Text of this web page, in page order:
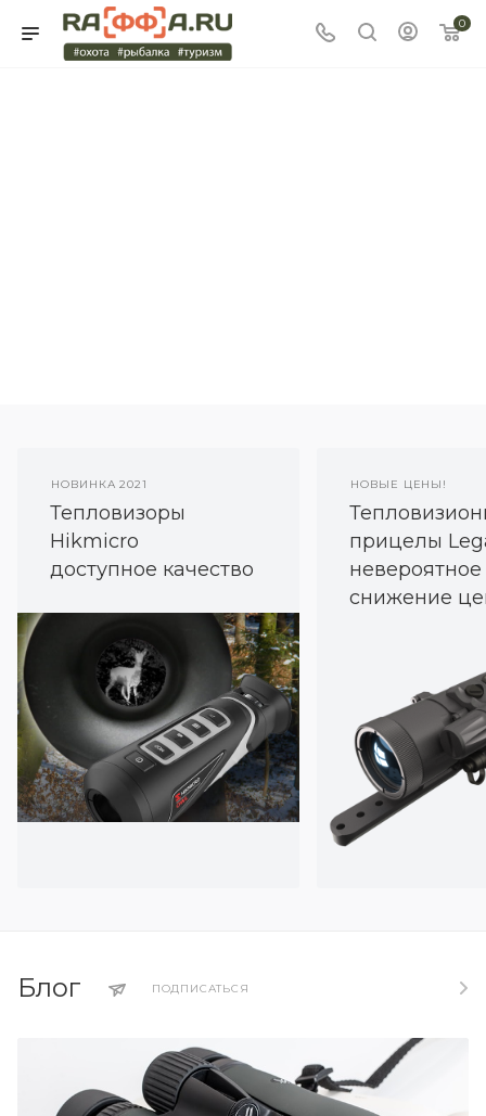
0
НОВИНКА 2021
Тепловизоры
Hikmicro
доступное качество
НОВЫЕ ЦЕНЫ!
прицелы
невероятное
снижение
Блог ПОДПИСАТЬСЯ